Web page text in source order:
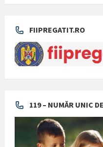
FIIPREGATIT.RO
119 – NUMĂR UNIC